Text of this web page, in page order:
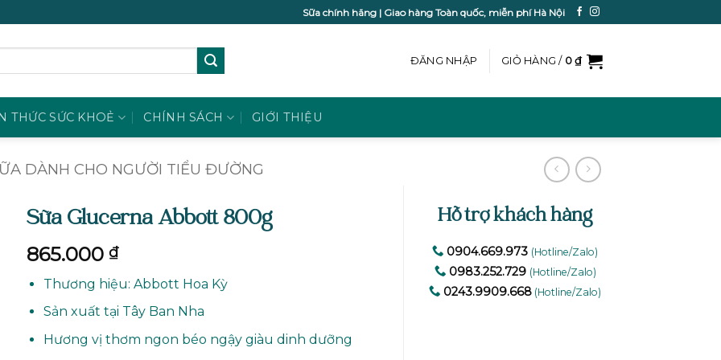
Sữa chính hãng | Giao hàng Toàn quốc, miễn phí Hà Nội
ĐĂNG NHẬP GIỎ HÀNG / 0₫
THỨC SỨC KHOẺ CHÍNH SÁCH GIỚI THIỆU
DÀNH CHO NGƯỜI TIỂU ĐƯỜNG
Hỗ trợ khách hàng
0904.669.973 (Hotline/Zalo)
0983.252.729 (Hotline/Zalo)
0243.9909.668 (Hotline/Zalo)
Sữa Glucerna Abbott 800g
865.000 ₫
Thương hiệu: Abbott Hoa Kỳ
Sản xuất tại Tây Ban Nha
Hương vị thơm ngon béo ngậy giàu dinh dưỡng